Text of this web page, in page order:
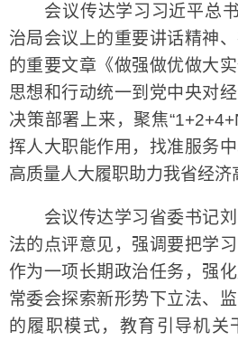
会议传达学习习近平总书
治局会议上的重要讲话精神
的重要文章《做强做优做大
思想和行动统一到党中央对
决策部署上来，聚焦
挥人大职能作用，找准服务
高质量人大履职助力我省经济
会议传达学习省委书记刘
法的点评意见，强调要把学
作为一项长期政治任务，强
常委会探索新形势下立法、
的履职模式，教育引导机关